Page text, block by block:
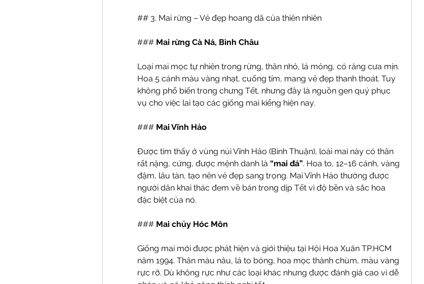
## 3. Mai rừng – Vẻ đẹp hoang dã của thiên nhiên
### Mai rừng Cà Ná, Bình Châu
Loại mai mọc tự nhiên trong rừng, thân nhỏ, lá mỏng, có răng cưa mịn.
Hoa 5 cánh màu vàng nhạt, cuống tím, mang vẻ đẹp thanh thoát. Tuy
không phổ biến trong chưng Tết, nhưng đây là nguồn gen quý phục
vụ cho việc lai tạo các giống mai kiểng hiện nay.
### Mai Vĩnh Hảo
Được tìm thấy ở vùng núi Vĩnh Hảo (Bình Thuận), loài mai này có thân
rất nặng, cứng, được mệnh danh là “mai đá”. Hoa to, 12–16 cánh, vàng
đậm, lâu tàn, tạo nên vẻ đẹp sang trọng. Mai Vĩnh Hảo thường được
người dân khai thác đem về bán trong dịp Tết vì độ bền và sắc hoa
đặc biệt của nó.
### Mai chủy Hóc Môn
Giống mai mới được phát hiện và giới thiệu tại Hội Hoa Xuân TP.HCM
năm 1994. Thân màu nâu, lá to bóng, hoa mọc thành chùm, màu vàng
rực rỡ. Dù không rực như các loại khác nhưng được đánh giá cao vì dễ